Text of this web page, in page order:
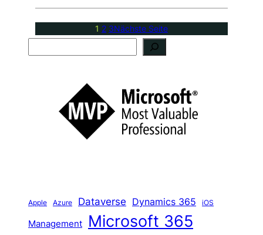
1 2 3Nächste Seite
Apple Azure Dataverse Dynamics 365 iOS
Management Microsoft 365